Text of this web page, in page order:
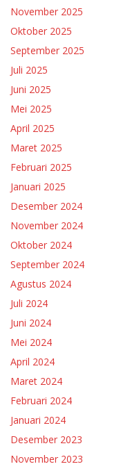
November 2025
Oktober 2025
September 2025
Juli 2025
Juni 2025
Mei 2025
April 2025
Maret 2025
Februari 2025
Januari 2025
Desember 2024
November 2024
Oktober 2024
September 2024
Agustus 2024
Juli 2024
Juni 2024
Mei 2024
April 2024
Maret 2024
Februari 2024
Januari 2024
Desember 2023
November 2023